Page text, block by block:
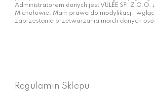
Administratorem danych jest VULÉE SP. Z
Michałowie. Mam prawo do modyfikacji,
zaprzestania przetwarzania moich danych
Regulamin Sklepu